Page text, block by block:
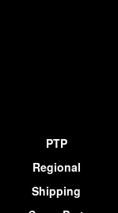
PTP
Regional
Shipping